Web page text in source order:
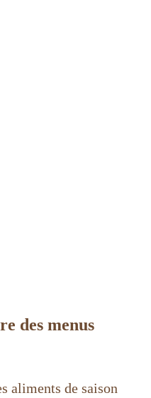
des menus
aliments de saison